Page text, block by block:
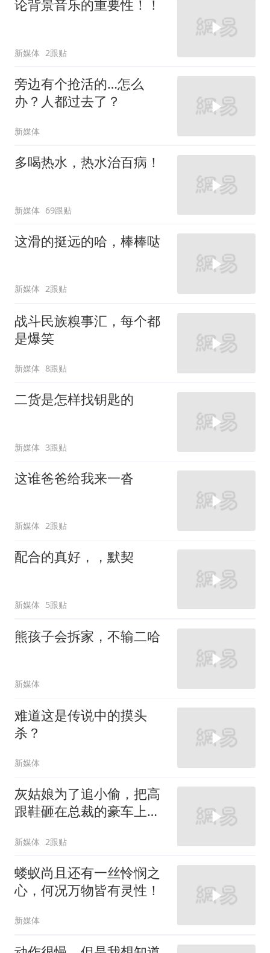
论背景音乐的重要性！！
新媒体 2跟贴
旁边有个抢活的…怎么
办？人都过去了？
新媒体
多喝热水，热水治百病！
新媒体 69跟贴
这滑的挺远的哈，棒棒哒
新媒体 2跟贴
战斗民族糗事汇，每个都
是爆笑
新媒体 8跟贴
二货是怎样找钥匙的
新媒体 3跟贴
这谁爸爸给我来一沓
新媒体 2跟贴
配合的真好，，默契
新媒体 5跟贴
熊孩子会拆家，不输二哈
新媒体
难道这是传说中的摸头
杀？
新媒体
灰姑娘为了追小偷，把高
跟鞋砸在总裁的豪车上，
新媒体 2跟贴
蝼蚁尚且还有一丝怜悯之
心，何况万物皆有灵性！
新媒体